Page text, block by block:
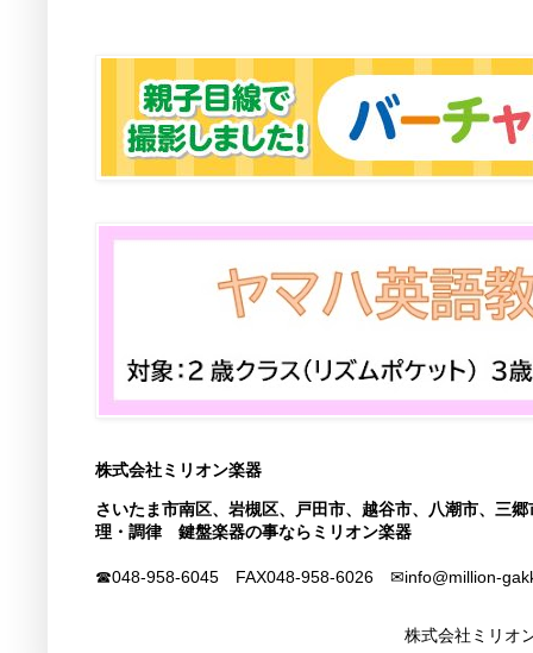
株式会社ミリオン楽器
さいたま市南区、岩槻区、戸田市、越谷市、八潮市、
理・調律 鍵盤楽器の事ならミリオン楽器
☎048-958-6045 FAX048-958-6026 ✉info@million-
株式会社ミリオ